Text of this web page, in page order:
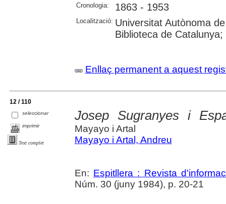
Cronologia: 1863 - 1953
Localització: Universitat Autònoma
Biblioteca de
Enllaç permanent a aquest
12 / 110
seleccionar
imprimir
Text complet
Josep Sugranyes i
Mayayo i Artal
Mayayo i Artal, Andreu
En: Espitllera : Revista
Núm. 30 (juny 1984), p. 20-21